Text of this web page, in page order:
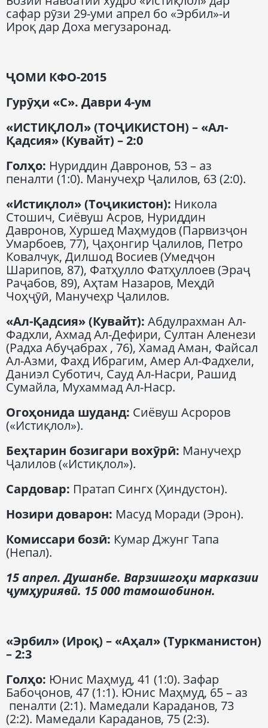
сафар рӯзи 29-уми апрел бо «Эрбил»-и
Ироқ дар Доха мегузаронад.
ҶОМИ КФО-2015
Гурӯҳи «С». Даври 4-ум
«ИСТИҚЛОЛ» (ТОҶИКИСТОН) – «Ал-
Қадсия» (Кувайт) –2:0
Голҳо: Нуриддин Давронов, 53 – аз
пеналти (1:0). Манучеҳр Ҷалилов, 63 (2:0).
«Истиқлол» (Тоҷикистон): Никола
Стошич, Сиёвуш Асров, Нуриддин
Давронов, Хуршед Маҳмудов (Парвизҷон
Умарбоев, 77), Ҷаҳонгир Ҷалилов, Петро
Ковалчук, Дилшод Восиев (Умедҷон
Шарипов, 87), Фатҳулло Фатҳуллоев (Эраҷ
Раҷабов, 89), Аҳтам Назаров, Меҳдӣ
Чоҳҷӯӣ, Манучеҳр Ҷалилов.
«Ал-Қадсия» (Кувайт): Абдулрахман Ал-
Фадхли, Ахмад Ал-Дефири, Султан Аленези
(Радха Абуҷабрах , 76), Хамад Аман, Файсал
Ал-Азми, Фахд Ибрагим, Амер Ал-Фадхели,
Даниэл Суботич, Сауд Ал-Насри, Рашид
Сумайла, Мухаммад Ал-Наср.
Огоҳонида шуданд: Сиёвуш Асроров
(«Истиқлол»).
Беҳтарин бозигари вохӯрӣ: Манучеҳр
Ҷалилов («Истиқлол»).
Сардовар: Пратап Сингх (Ҳиндустон).
Нозири доварон: Масуд Моради (Эрон).
Комиссари бозӣ: Кумар Джунг Тапа
(Непал).
15 апрел. Душанбе. Варзишгоҳи марказии
ҷумҳуриявӣ. 15 000 тамошобинон.
«Эрбил» (Ироқ) – «Аҳал» (Туркманистон)
–2:3
Голҳо: Юнис Маҳмуд, 41 (1:0). Зафар
Бабоҷонов, 47 (1:1). Юнис Маҳмуд, 65 – аз
пеналти (2:1). Мамедали Караданов, 73
(2:2). Мамедали Караданов, 75 (2:3).